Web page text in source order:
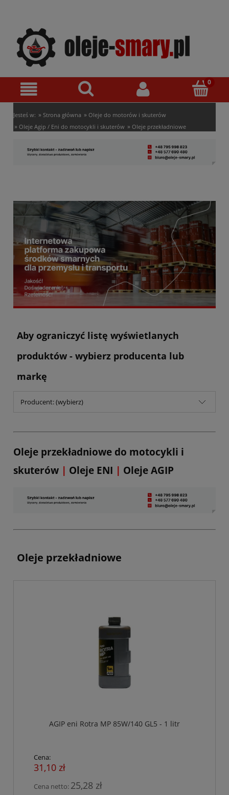
Jesteś w: » Strona główna » Oleje do motorów i skuterów
» Oleje Agip / Eni do motocykli i skuterów » Oleje przekładniowe
Aby ograniczyć listę wyświetlanych
produktów - wybierz producenta lub
markę
Producent: (wybierz)
Oleje przekładniowe do motocykli i
skuterów | Oleje ENI | Oleje AGIP
Oleje przekładniowe
AGIP eni Rotra MP 85W/140 GL5 - 1 litr
Cena:
31,10 zł
Cena netto: 25,28 zł